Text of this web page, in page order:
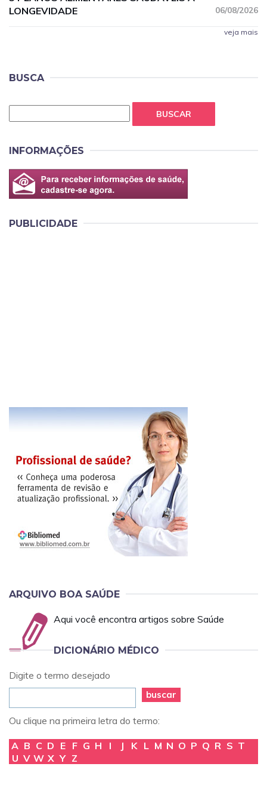
LONGEVIDADE
06/08/2026
veja mais
BUSCA
BUSCAR
INFORMAÇÕES
PUBLICIDADE
ARQUIVO BOA SAÚDE
Aqui você encontra artigos sobre Saúde
DICIONÁRIO MÉDICO
Digite o termo desejado
buscar
Ou clique na primeira letra do termo:
A B C D E F G H I J K L M N O P Q R S T
U V W X Y Z